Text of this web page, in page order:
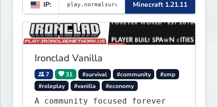
community. Enjoy weekly
updates, new features, and
endless adventures!
IP: Minecraft 1.21.11
Ironclad Vanilla
7 31 #survival #community
#smp
#roleplay
#vanilla #economy
A community focused forever